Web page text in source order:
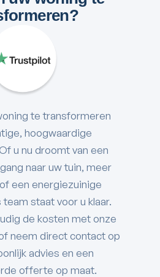
te transformeren
hoogwaardige
u nu droomt van een
naar uw tuin, meer
een energiezuinige
staat voor u klaar.
de kosten met onze
neem direct contact op
advies en een
offerte op maat.